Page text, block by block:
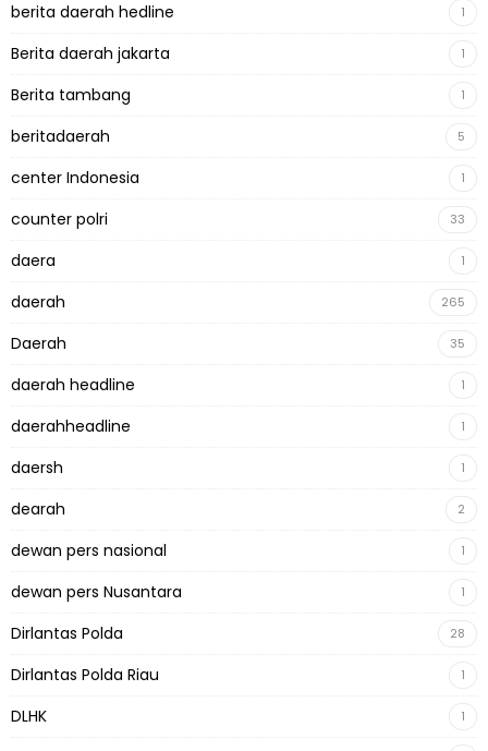
berita daerah hedline 1
Berita daerah jakarta 1
Berita tambang 1
beritadaerah 5
center Indonesia 1
counter polri 33
daera 1
daerah 265
Daerah 35
daerah headline 1
daerahheadline 1
daersh 1
dearah 2
dewan pers nasional 1
dewan pers Nusantara 1
Dirlantas Polda 28
Dirlantas Polda Riau 1
DLHK 1